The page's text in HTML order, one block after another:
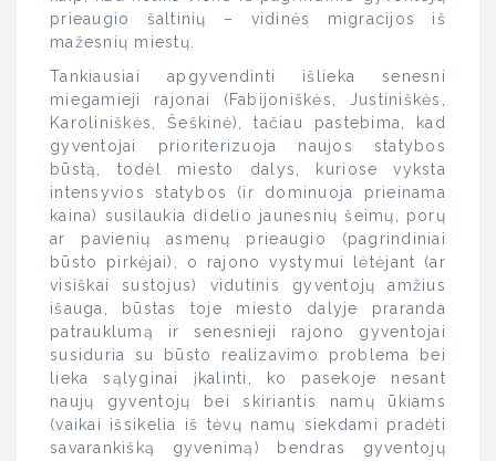
prieaugio šaltinių – vidinės migracijos iš
mažesnių miestų.
Tankiausiai apgyvendinti išlieka senesni
miegamieji rajonai (Fabijoniškės, Justiniškės,
Karoliniškės, Šeškinė), tačiau pastebima, kad
gyventojai prioriterizuoja naujos statybos
būstą, todėl miesto dalys, kuriose vyksta
intensyvios statybos (ir dominuoja prieinama
kaina) susilaukia didelio jaunesnių šeimų, porų
ar pavienių asmenų prieaugio (pagrindiniai
būsto pirkėjai), o rajono vystymui lėtėjant (ar
visiškai sustojus) vidutinis gyventojų amžius
išauga, būstas toje miesto dalyje praranda
patrauklumą ir senesnieji rajono gyventojai
susiduria su būsto realizavimo problema bei
lieka sąlyginai įkalinti, ko pasekoje nesant
naujų gyventojų bei skiriantis namų ūkiams
(vaikai išsikelia iš tėvų namų siekdami pradėti
savarankišką gyvenimą) bendras gyventojų